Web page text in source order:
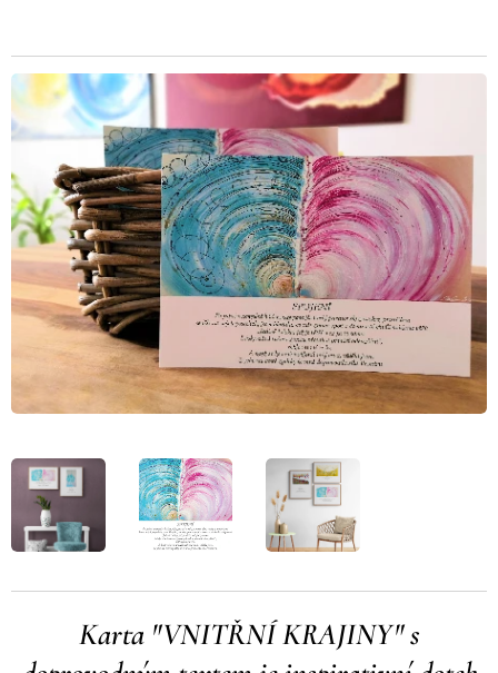
Karta "VNITŘNÍ KRAJINY" s